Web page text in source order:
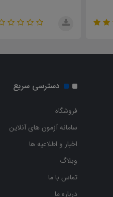
دسترسی سریع
فروشگاه
سامانه آزمون های آنلاین
اخبار و اطلاعیه ها
وبلاگ
تماس با ما
درباره ما